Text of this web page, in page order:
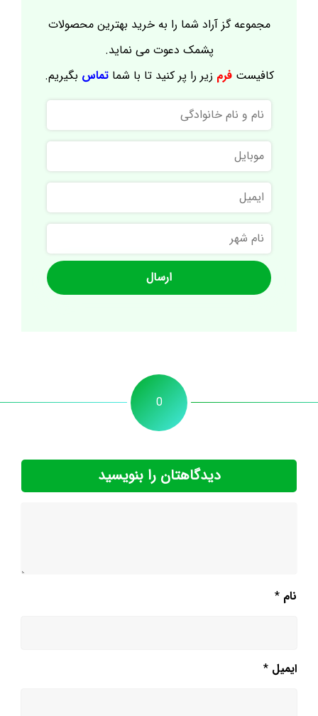
مجموعه گز آراد شما را به خرید بهترین محصولات
پشمک دعوت می نماید.
کافیستفرم زیر را پر کنید تا با شماتماس بگیریم.
نام
و
نام
خانوادگی
موبایل
ایمیل
نام
شهر
0
دیدگاهتان را بنویسید
نام *
ایمیل *